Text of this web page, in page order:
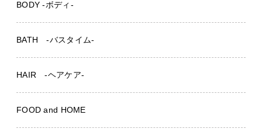
BODY -ボディ-
BATH -バスタイム-
HAIR -ヘアケア-
FOOD and HOME